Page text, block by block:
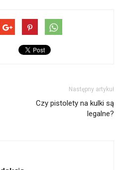
Następny artykuł
Czy pistolety na kulki są
legalne?